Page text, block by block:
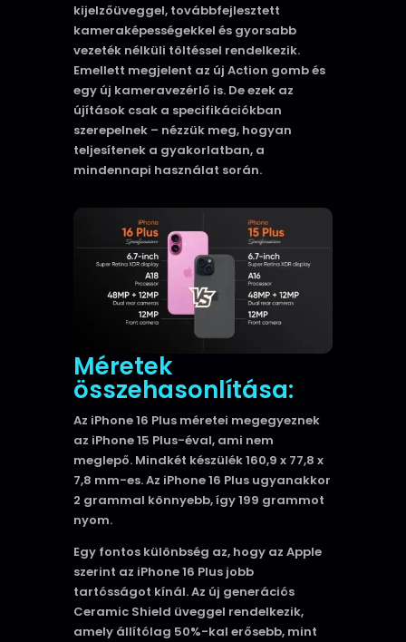
kijelzőüveggel, továbbfejlesztett
kameraképességekkel és gyorsabb
vezeték nélküli töltéssel rendelkezik.
Emellett megjelent az új Action gomb és
egy új kameravezérlő is. De ezek az
újítások csak a specifikációkban
szerepelnek – nézzük meg, hogyan
teljesítenek a gyakorlatban, a
mindennapi használat során.
Méretek
összehasonlítása:
Az iPhone 16 Plus méretei megegyeznek
az iPhone 15 Plus-éval, ami nem
meglepő. Mindkét készülék 160,9 x 77,8 x
7,8 mm-es. Az iPhone 16 Plus ugyanakkor
2 grammal könnyebb, így 199 grammot
nyom.
Egy fontos különbség az, hogy az Apple
szerint az iPhone 16 Plus jobb
tartósságot kínál. Az új generációs
Ceramic Shield üveggel rendelkezik,
amely állítólag 50%-kal erősebb, mint